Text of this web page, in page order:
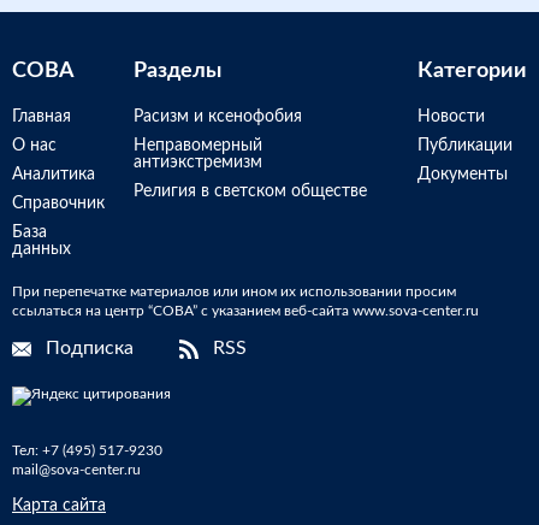
СОВА
Главная
О нас
Аналитика
Справочник
База
данных
Разделы
Расизм и ксенофобия
Неправомерный
антиэкстремизм
Религия в светском обществе
Категории
Новости
Публикации
Документы
При перепечатке материалов или ином их использовании просим
ссылаться на центр “СОВА” с указанием веб-сайта www.sova-center.ru
Подписка RSS
Тел: +7 (495) 517-9230
mail@sova-center.ru
Карта сайта